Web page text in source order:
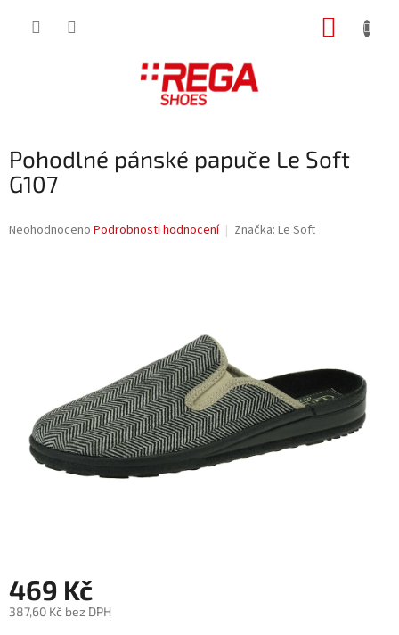
Pohodlné pánské papuče Le Soft
G107
Průměrné
Neohodnoceno Podrobnosti hodnocení Značka: Le Soft
469 Kč
387,60 Kč bez DPH